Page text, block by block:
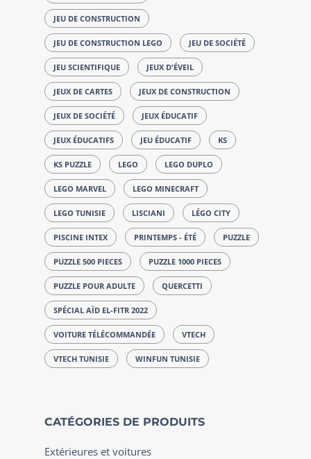
JEU DE CONSTRUCTION
JEU DE CONSTRUCTION LEGO JEU DE SOCIÉTÉ
JEU SCIENTIFIQUE JEUX D'ÉVEIL
JEUX DE CARTES JEUX DE CONSTRUCTION
JEUX DE SOCIÉTÉ JEUX ÉDUCATIF
JEUX ÉDUCATIFS JEU ÉDUCATIF KS
KS PUZZLE LEGO LEGO DUPLO
LEGO MARVEL LEGO MINECRAFT
LEGO TUNISIE LISCIANI LÉGO CITY
PISCINE INTEX PRINTEMPS - ÉTÉ PUZZLE
PUZZLE 500 PIECES PUZZLE 1000 PIECES
PUZZLE POUR ADULTE QUERCETTI
SPÉCIAL AÏD EL-FITR 2022
VOITURE TÉLÉCOMMANDÉE VTECH
VTECH TUNISIE WINFUN TUNISIE
CATÉGORIES DE PRODUITS
Extérieures et voitures